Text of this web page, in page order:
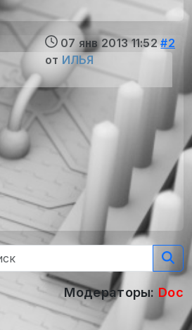
07 янв 2013 11:52 #2
от ИЛЬЯ
Модераторы: Doc